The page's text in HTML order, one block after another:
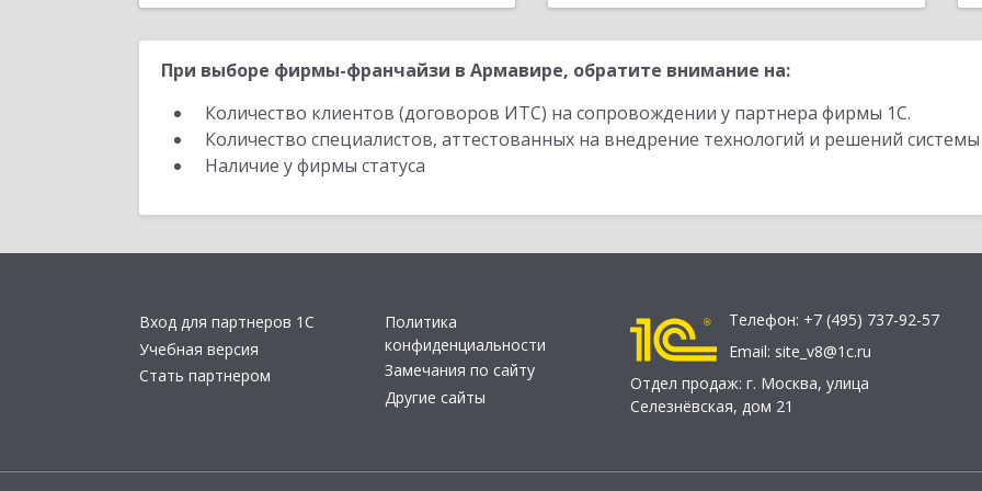
При выборе фирмы-франчайзи в Армавире, обратите внимание на:
Количество клиентов (договоров ИТС) на сопровождении у партнера фирмы 1С.
Количество специалистов, аттестованных на внедрение технологий и решений
Наличие у фирмы статуса
Вход для партнеров 1С
Учебная версия
Стать партнером
Политика
конфиденциальности
Замечания по сайту
Другие сайты
Телефон: +7 (495) 737-92-57
Email: site_v8@1c.ru
Отдел продаж: г. Москва, улица
Селезнёвская, дом 21